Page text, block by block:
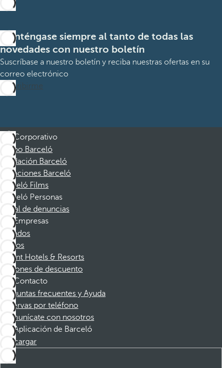
Manténgase siempre al tanto de todas las
novedades con nuestro boletín
Suscríbase a nuestro boletín y reciba nuestras ofertas en su
correo electrónico
Suscribirme
Corporativo
Grupo Barceló
Fundación Barceló
Vacaciones Barceló
Barceló Films
Barceló Personas
Canal de denuncias
Empresas
Afiliados
Socios
Dorint Hotels & Resorts
Cupones de descuento
Contacto
Preguntas frecuentes y Ayuda
Reservas por teléfono
Comunícate con nosotros
Aplicación de Barceló
Descargar